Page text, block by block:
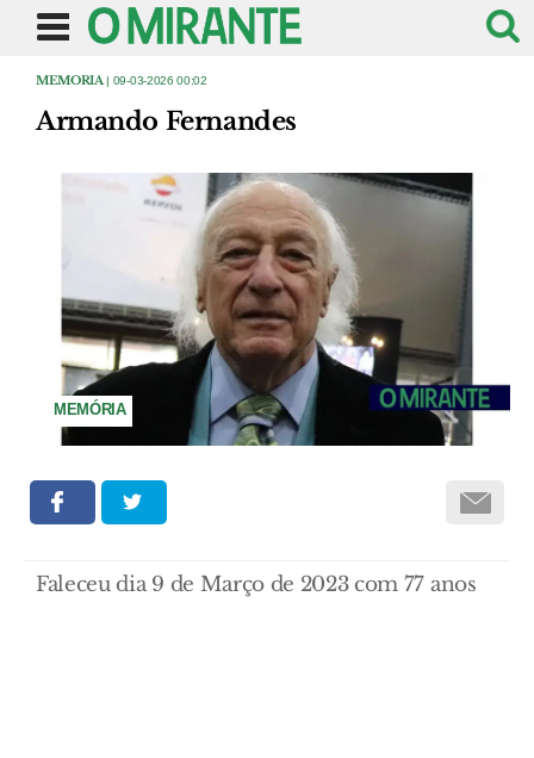
MEMORIA | 09-03-2026 00:02
Armando Fernandes
MEMÓRIA
Faleceu dia 9 de Março de 2023 com 77 anos